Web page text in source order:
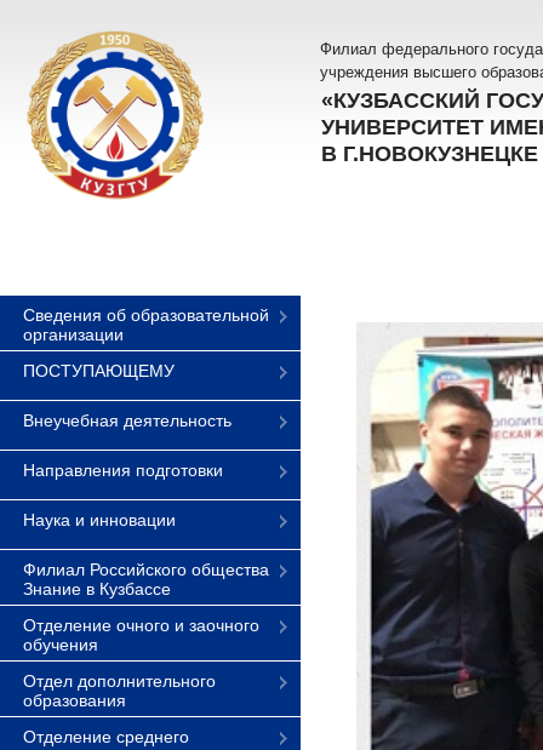
Филиал федерального
учреждения высшего
«КУЗБАССКИЙ
УНИВЕРСИТЕТ
В Г.НОВОКУЗНЕЦКЕ
Сведения об образовательной
организации
ПОСТУПАЮЩЕМУ
Внеучебная деятельность
Направления подготовки
Наука и инновации
Филиал Российского общества
Знание в Кузбассе
Отделение очного и заочного
обучения
Отдел дополнительного
образования
Отделение среднего